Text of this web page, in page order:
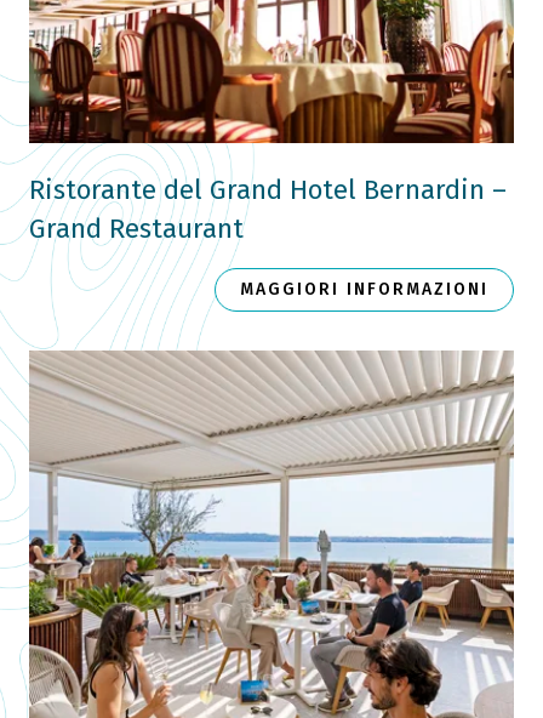
Ristorante del Grand Hotel Bernardin –
Grand Restaurant
MAGGIORI INFORMAZIONI